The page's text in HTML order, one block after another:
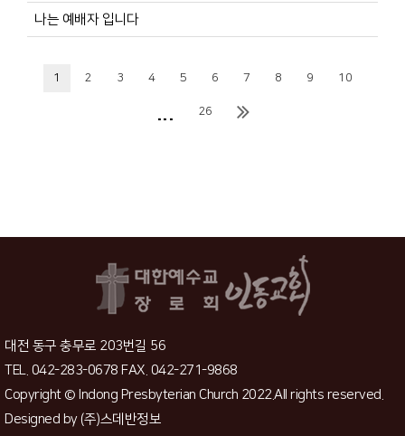
나는 예배자 입니다
1 2 3 4 5 6 7 8 9 10
... 26
대전 동구 충무로 203번길 56
TEL. 042-283-0678 FAX. 042-271-9868
Copyright © Indong Presbyterian Church 2022.All rights reserved.
Designed by(주)스데반정보